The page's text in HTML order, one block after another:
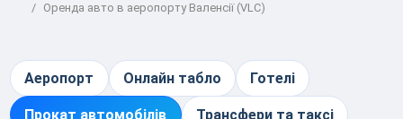
Оренда авто в аеропорту Валенсії (VLC)
Аеропорт Онлайн табло Готелі
Прокат автомобілів Трансфери та таксі